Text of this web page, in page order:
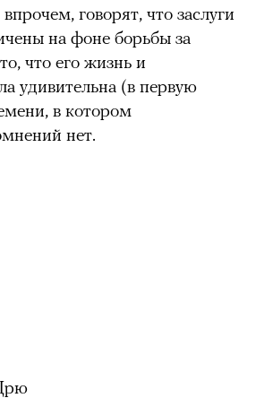
говорят, что заслуги
на фоне борьбы за
что его жизнь и
удивительна (в первую
в котором
нет.